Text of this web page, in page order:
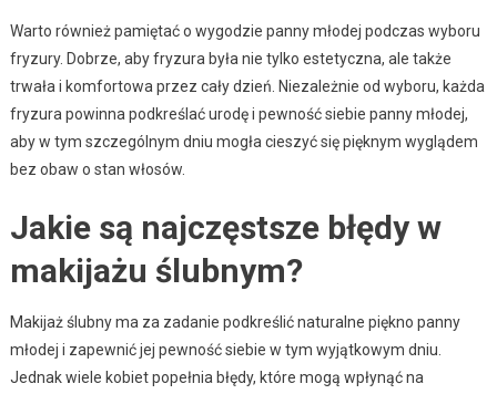
Warto również pamiętać o wygodzie panny młodej podczas wyboru
fryzury. Dobrze, aby fryzura była nie tylko estetyczna, ale także
trwała i komfortowa przez cały dzień. Niezależnie od wyboru, każda
fryzura powinna podkreślać urodę i pewność siebie panny młodej,
aby w tym szczególnym dniu mogła cieszyć się pięknym wyglądem
bez obaw o stan włosów.
Jakie są najczęstsze błędy w
makijażu ślubnym?
Makijaż ślubny ma za zadanie podkreślić naturalne piękno panny
młodej i zapewnić jej pewność siebie w tym wyjątkowym dniu.
Jednak wiele kobiet popełnia błędy, które mogą wpłynąć na